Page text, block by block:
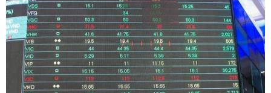
Thông tin cơ bản về nhóm
G7 và sự tham gia của Việt Nam
19/05/2023 23:28
G7 là một liên minh gồm 7 nước có nền công nghiệp
tiên tiến: Anh, Mỹ, Đức, Nhật Bản, Pháp, Canada và